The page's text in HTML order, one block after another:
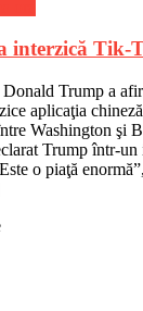
interzică Tik-
Trump a
aplicaţia
Washington şi
Trump într-
o piaţă